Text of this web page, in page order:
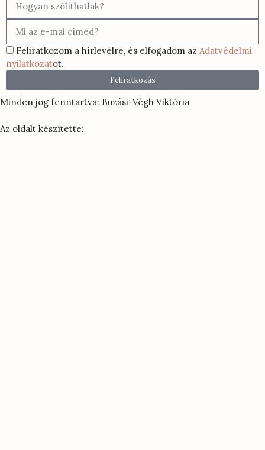
Feliratkozom a hírlevélre, és elfogadom az Adatvédelmi
nyilatkozatot.
Feliratkozás
Minden jog fenntartva: Buzási-Végh Viktória
Az oldalt készítette: